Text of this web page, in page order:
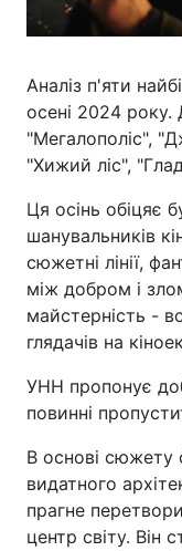
Аналіз п'яти
осені 2024 року.
"Мегалополіс",
"Хижий ліс",
Ця осінь обіцяє
шанувальників
сюжетні лінії,
між добром і
майстерність -
глядачів на
УНН пропонує
повинні
В основі сюжету
видатного
прагне
центр світу. Він